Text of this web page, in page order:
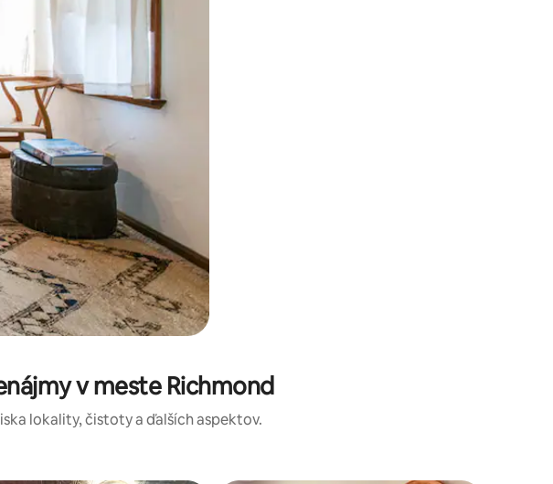
alebo ich preskúmať pomocou dotykových gest či potiahnutia prstom.
v meste Richmond
lokality, čistoty a ďalších aspektov.